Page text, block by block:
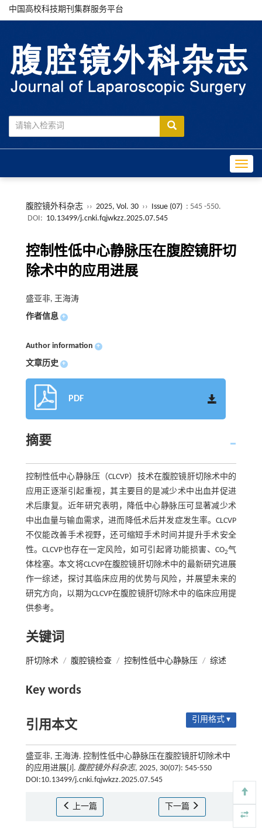
中国高校科技期刊集群服务平台
腹腔镜外科杂志 ›› 2025, Vol. 30 ›› Issue (07) : 545 -550.
DOI: 10.13499/j.cnki.fqjwkzz.2025.07.545
控制性低中心静脉压在腹腔镜肝切
除术中的应用进展
盛亚非, 王海涛
作者信息 +
Author information +
文章历史 +
PDF
摘要
控制性低中心静脉压（CLCVP）技术在腹腔镜肝切除术中的
应用正逐渐引起重视，其主要目的是减少术中出血并促进
术后康复。近年研究表明，降低中心静脉压可显著减少术
中出血量与输血需求，进而降低术后并发症发生率。CLCVP
不仅能改善手术视野，还可缩短手术时间并提升手术安全
性。CLCVP也存在一定风险，如可引起肾功能损害、CO2气
体栓塞。本文将CLCVP在腹腔镜肝切除术中的最新研究进展
作一综述，探讨其临床应用的优势与风险，并展望未来的
研究方向，以期为CLCVP在腹腔镜肝切除术中的临床应用提
供参考。
关键词
肝切除术 / 腹腔镜检查 / 控制性低中心静脉压 / 综述
Key words
引用本文 引用格式 ▾
盛亚非, 王海涛. 控制性低中心静脉压在腹腔镜肝切除术中
的应用进展[J]. 腹腔镜外科杂志, 2025, 30(07): 545-550
DOI:10.13499/j.cnki.fqjwkzz.2025.07.545
上一篇 下一篇